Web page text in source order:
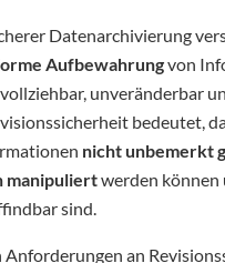
Datenarchivierung
Aufbewahrungvon
unveränderbar
bedeutet,
nicht unbemerkt
manipuliertwerden können
sind.
Anforderungen an